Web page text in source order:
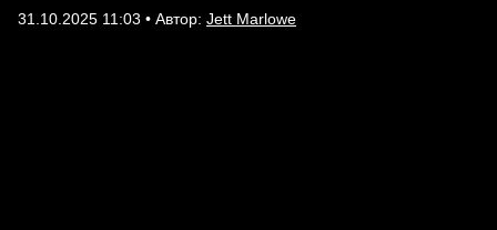
31.10.2025 11:03 • Автор: Jett Marlowe